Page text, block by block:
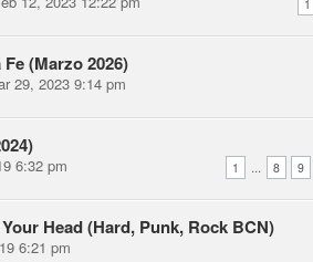
1
(Marzo 2026)
29, 2023 9:14 pm
1 ... 8 9
6:32 pm
Head (Hard, Punk, Rock BCN)
6:21 pm